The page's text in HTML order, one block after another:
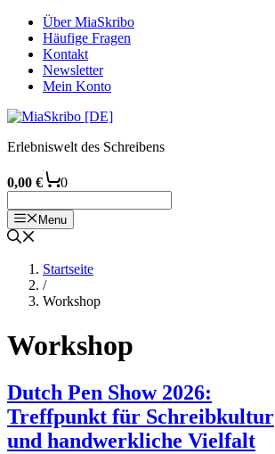
Zum
Inhalt
springen
Über MiaSkribo
Häufige Fragen
Kontakt
Newsletter
Mein Konto
Erlebniswelt des Schreibens
0,00 € 0
Menu
Startseite
/
Workshop
Workshop
Dutch Pen Show 2026:
Treffpunkt für Schreibkultur
und handwerkliche Vielfalt